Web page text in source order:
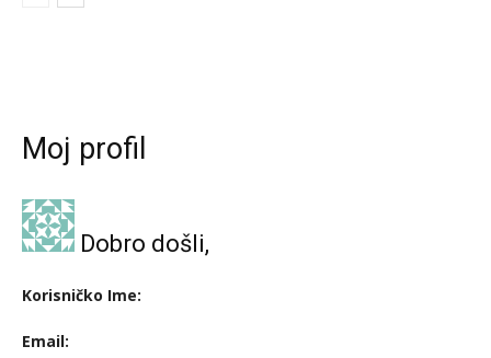
Moj profil
Dobro došli,
Korisničko Ime:
Email: